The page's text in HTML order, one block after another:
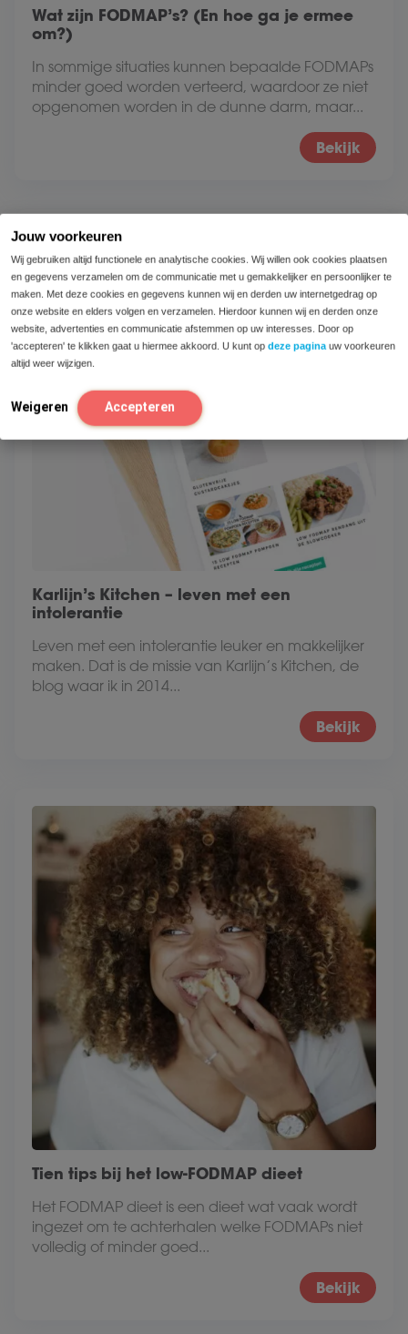
Jouw voorkeuren
Wij gebruiken altijd functionele en analytische cookies. Wij willen ook cookies plaatsen
en gegevens verzamelen om de communicatie met u gemakkelijker en persoonlijker te
maken. Met deze cookies en gegevens kunnen wij en derden uw internetgedrag op
onze website en elders volgen en verzamelen. Hierdoor kunnen wij en derden onze
website, advertenties en communicatie afstemmen op uw interesses. Door op
'accepteren' te klikken gaat u hiermee akkoord. U kunt op deze pagina uw voorkeuren
altijd weer wijzigen.
Weigeren Accepteren
Wat zijn FODMAP’s? (En hoe ga je ermee
om?)
In sommige situaties kunnen bepaalde FODMAPs
minder goed worden verteerd, waardoor ze niet
opgenomen worden in de dunne darm, maar...
Bekijk
Karlijn’s Kitchen – leven met een
intolerantie
Leven met een intolerantie leuker en makkelijker
maken. Dat is de missie van Karlijn’s Kitchen, de
blog waar ik in 2014...
Bekijk
Tien tips bij het low-FODMAP dieet
Het FODMAP dieet is een dieet wat vaak wordt
ingezet om te achterhalen welke FODMAPs niet
volledig of minder goed...
Bekijk